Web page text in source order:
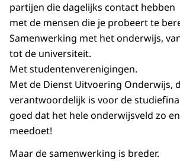
partijen die dagelijks contact hebben
met de mensen die je probeert te
Samenwerking met het onderwijs,
tot de universiteit.
Met studentenverenigingen.
Met de Dienst Uitvoering Onderwijs,
verantwoordelijk is voor de
goed dat het hele onderwijsveld zo
meedoet!
Maar de samenwerking is breder.